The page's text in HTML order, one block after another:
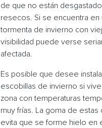
de que no están
resecos. Si se encuentra en
tormenta de invierno con
visibilidad puede verse
afectada.
Es posible que desee
escobillas de invierno si
zona con temperaturas
muy frías. La goma de estas
evita que se forme hielo en